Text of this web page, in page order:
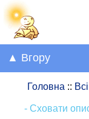
▲ Вгору
Головна ::
- Сховати